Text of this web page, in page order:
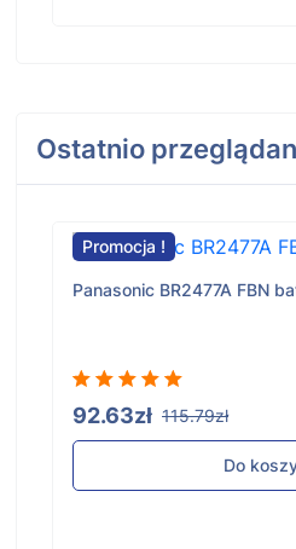
Ostatnio
- 1000mAh